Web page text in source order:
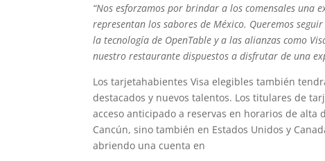
“Nos esforzamos por brindar a los comensales
representan los sabores de México. Queremos
la tecnología de OpenTable y a las alianzas como
nuestro restaurante dispuestos a disfrutar de una
Los tarjetahabientes Visa elegibles también
destacados y nuevos talentos. Los titulares de
acceso anticipado a reservas en horarios de alta
Cancún, sino también en Estados Unidos y
abriendo una cuenta en